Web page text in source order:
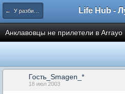
← У разбитого Хайвеймена
Анклавовцы не прилетели в Arrayo
Гость_Smagen_*
18 июл 2003